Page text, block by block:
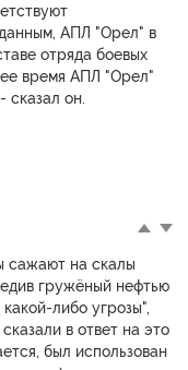
данным, АПЛ "Орел" в
отряда боевых
время АПЛ "Орел"
сказал он.
сажают на скалы
гружёный нефтью
либо угрозы",
в ответ на это
был использован